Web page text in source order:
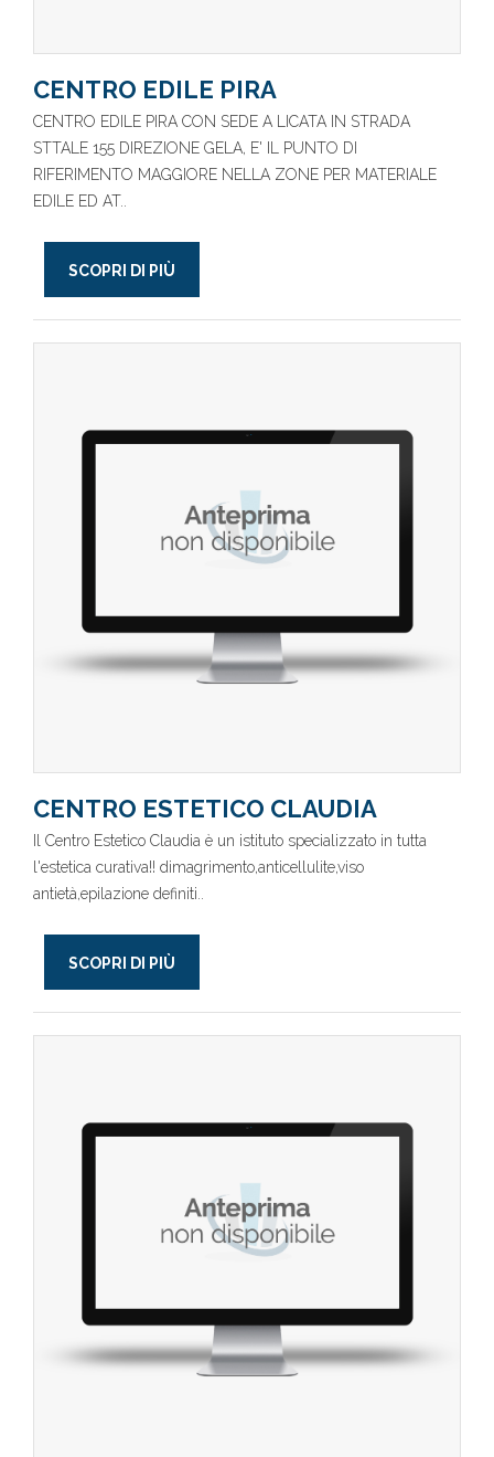
CENTRO EDILE PIRA
CENTRO EDILE PIRA CON SEDE A LICATA IN STRADA
STTALE 155 DIREZIONE GELA, E' IL PUNTO DI
RIFERIMENTO MAGGIORE NELLA ZONE PER MATERIALE
EDILE ED AT..
SCOPRI DI PIÙ
CENTRO ESTETICO CLAUDIA
Il Centro Estetico Claudia è un istituto specializzato in tutta
l'estetica curativa!! dimagrimento,anticellulite,viso
antietà,epilazione definiti..
SCOPRI DI PIÙ